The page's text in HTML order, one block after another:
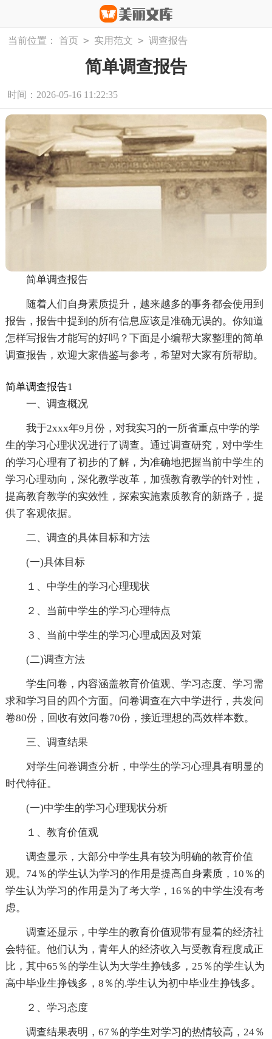
当前位置： 首页 > 实用范文 > 调查报告
简单调查报告
时间：2026-05-16 11:22:35
简单调查报告
随着人们自身素质提升，越来越多的事务都会使用到
报告，报告中提到的所有信息应该是准确无误的。你知道
怎样写报告才能写的好吗？下面是小编帮大家整理的简单
调查报告，欢迎大家借鉴与参考，希望对大家有所帮助。
简单调查报告1
一、调查概况
我于2xxx年9月份，对我实习的一所省重点中学的学
生的学习心理状况进行了调查。通过调查研究，对中学生
的学习心理有了初步的了解，为准确地把握当前中学生的
学习心理动向，深化教学改革，加强教育教学的针对性，
提高教育教学的实效性，探索实施素质教育的新路子，提
供了客观依据。
二、调查的具体目标和方法
(一)具体目标
１、中学生的学习心理现状
２、当前中学生的学习心理特点
３、当前中学生的学习心理成因及对策
(二)调查方法
学生问卷，内容涵盖教育价值观、学习态度、学习需
求和学习目的四个方面。问卷调查在六中学进行，共发问
卷80份，回收有效问卷70份，接近理想的高效样本数。
三、调查结果
对学生问卷调查分析，中学生的学习心理具有明显的
时代特征。
(一)中学生的学习心理现状分析
１、教育价值观
调查显示，大部分中学生具有较为明确的教育价值
观。74％的学生认为学习的作用是提高自身素质，10％的
学生认为学习的作用是为了考大学，16％的中学生没有考
虑。
调查还显示，中学生的教育价值观带有显着的经济社
会特征。他们认为，青年人的经济收入与受教育程度成正
比，其中65％的学生认为大学生挣钱多，25％的学生认为
高中毕业生挣钱多，8％的.学生认为初中毕业生挣钱多。
２、学习态度
调查结果表明，67％的学生对学习的热情较高，24％